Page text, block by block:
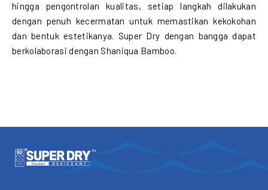
hingga pengontrolan kualitas, setiap langkah dilakukan
dengan penuh kecermatan untuk memastikan kekokohan
dan bentuk estetikanya. Super Dry dengan bangga dapat
berkolaborasi dengan Shaniqua Bamboo.